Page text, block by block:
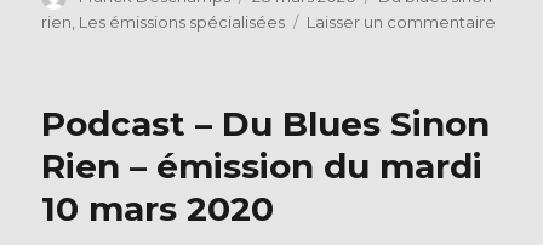
e
o
o
k
te
le
rien Les émissions spécialisées Laisser un commentaire
Podcast – Du Blues Sinon
Rien – émission du mardi
10 mars 2020